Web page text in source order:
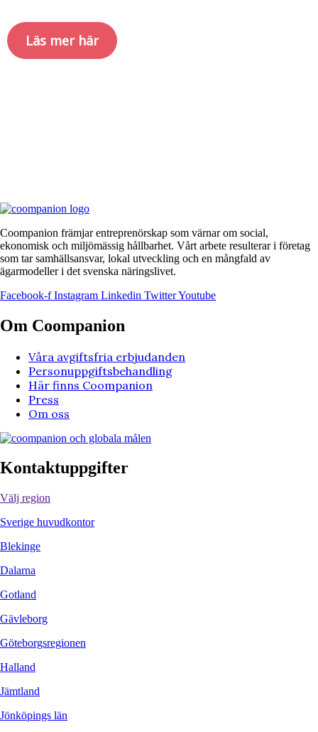
Läs mer här
Coompanion främjar entreprenörskap som värnar om social,
ekonomisk och miljömässig hållbarhet. Vårt arbete resulterar i företag
som tar samhällsansvar, lokal utveckling och en mångfald av
ägarmodeller i det svenska näringslivet.
Facebook-f Instagram Linkedin TwitterYoutube
Om Coompanion
Våra avgiftsfria erbjudanden
Personuppgiftsbehandling
Här finns Coompanion
Press
Om oss
Kontaktuppgifter
Välj region
Sverige huvudkontor
Blekinge
Dalarna
Gotland
Gävleborg
Göteborgsregionen
Halland
Jämtland
Jönköpings län